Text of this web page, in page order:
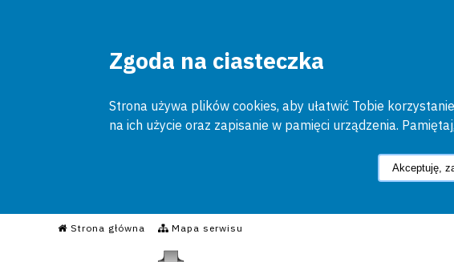
Zgoda na ciasteczka
Strona używa plików cookies, aby ułatwić Tobie
na ich użycie oraz zapisanie w pamięci urządzenia.
Akceptuję,
Strona główna Mapa serwisu
Informacyjny Serwis Policyjny